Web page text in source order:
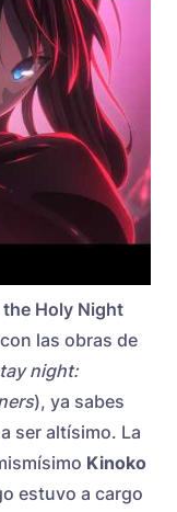
Holy Night
las obras de
night:
), ya sabes
ser altísimo. La
Kinoko
estuvo a cargo